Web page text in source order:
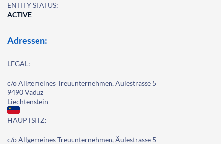
ENTITY STATUS:
ACTIVE
Adressen:
LEGAL:
c/o Allgemeines Treuunternehmen, Äulestrasse 5
9490 Vaduz
Liechtenstein
HAUPTSITZ:
c/o Allgemeines Treuunternehmen, Äulestrasse 5